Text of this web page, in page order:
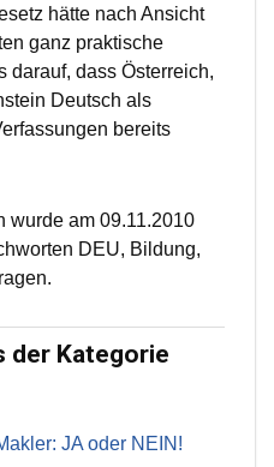
hätte nach Ansicht
ganz praktische
darauf, dass Österreich,
Deutsch als
bereits
wurde am 09.11.2010
DEU, Bildung,
der Kategorie
JA oder NEIN!